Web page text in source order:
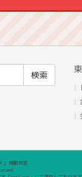
」 掲載教室